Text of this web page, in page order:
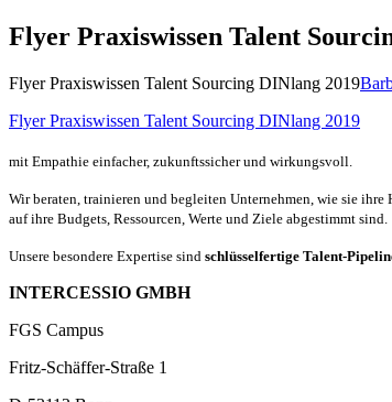
Flyer Praxiswissen Talent
Flyer Praxiswissen Talent Sourcing DINlang 2019
Flyer Praxiswissen Talent Sourcing DINlang 2019
mit Empathie einfacher, zukunftssicher und wirkungsvoll.
Wir beraten, trainieren und begleiten Unternehmen, wie sie ihre
auf ihre Budgets, Ressourcen, Werte und Ziele abgestimmt sind.
Unsere besondere Expertise sind schlüsselfertige Talent-
INTERCESSIO GMBH
FGS Campus
Fritz-Schäffer-Straße 1